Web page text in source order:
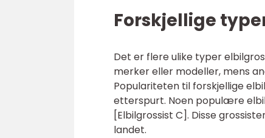
Forskjellige
Det er flere ulike typer
merker eller modeller, mens
Populariteten til forskjellige
etterspurt. Noen populære
[Elbilgrossist C]. Disse
landet.